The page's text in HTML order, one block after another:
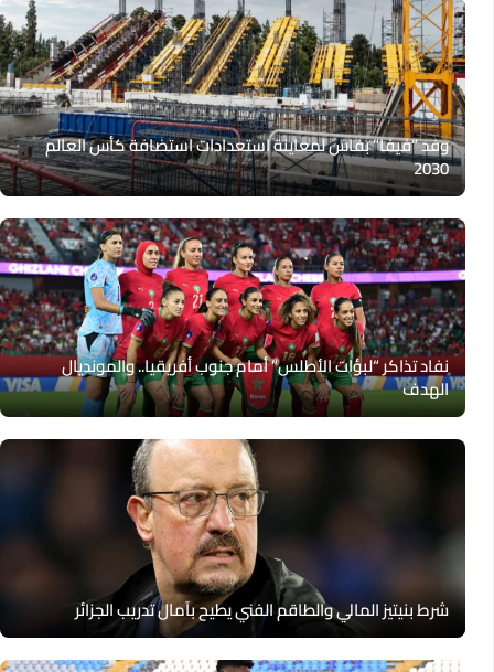
وفد “فيفا” بفاس لمعاينة استعدادات استضافة كأس العالم
2030
نفاد تذاكر “لبؤات الأطلس” أمام جنوب أفريقيا.. والمونديال
الهدف
شرط بنيتيز المالي والطاقم الفني يطيح بآمال تدريب الجزائر